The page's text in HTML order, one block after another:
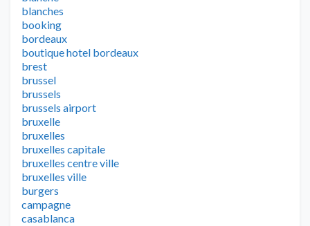
blanches
booking
bordeaux
boutique hotel bordeaux
brest
brussel
brussels
brussels airport
bruxelle
bruxelles
bruxelles capitale
bruxelles centre ville
bruxelles ville
burgers
campagne
casablanca